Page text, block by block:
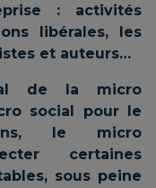
: activités
libérales, les
et auteurs…
de la micro
social pour le
le micro
certaines
sous peine